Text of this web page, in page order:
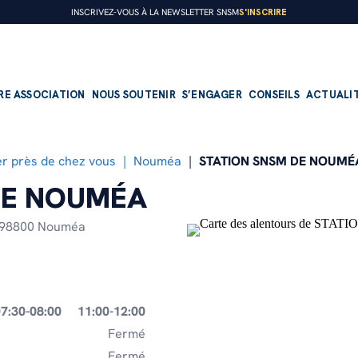
INSCRIVEZ-VOUS À LA NEWSLETTER SNSMS'INSCRIRE
ASSOCIATION
PRÉSENTATION
Notre histoire
Nos offres d’emploi
NOUS SOUTENIR
FAIRE UN DON
Faire un don régulier
Transmettre son patrimoine
Devenir mécène
S’ENGAGER
DEVENIR BÉNÉVOLE
Devenir sauveteur embarqué
Devenir bénévole à terre
CONSEILS
près de chez vous Nouméa STATION SNSM DE
NOUMÉA
Nouméa
08:00
11:00-12:00
Fermé